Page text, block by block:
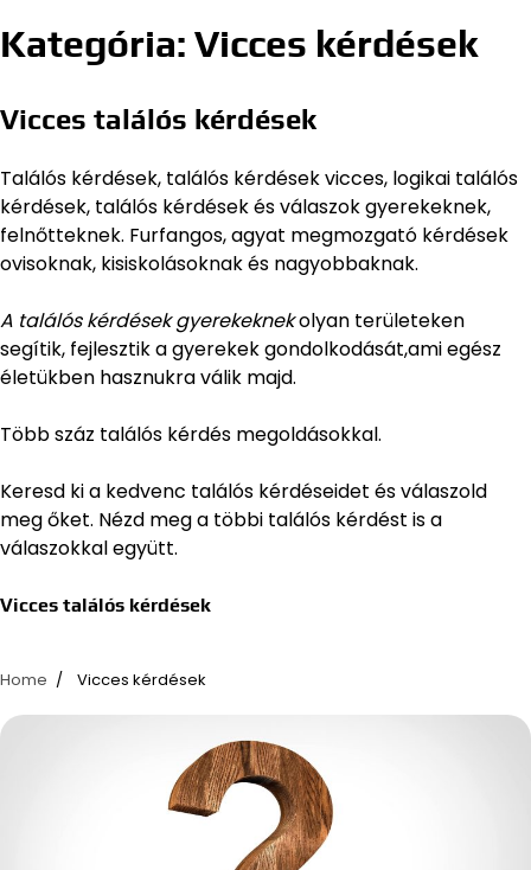
Kategória: Vicces kérdések
Vicces találós kérdések
Találós kérdések, találós kérdések vicces, logikai találós
kérdések, találós kérdések és válaszok gyerekeknek,
felnőtteknek. Furfangos, agyat megmozgató kérdések
ovisoknak, kisiskolásoknak és nagyobbaknak.
A találós kérdések gyerekeknekolyan területeken
segítik, fejlesztik a gyerekek gondolkodását,ami egész
életükben hasznukra válik majd.
Több száz találós kérdés megoldásokkal.
Keresd ki a kedvenc találós kérdéseidet és válaszold
meg őket. Nézd meg a többi találós kérdést is a
válaszokkal együtt.
Vicces találós kérdések
Home Vicces kérdések